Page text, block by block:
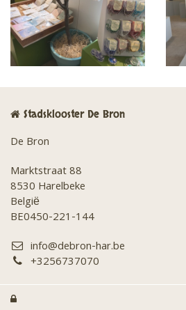
Stadsklooster De Bron
De Bron
Marktstraat 88
8530 Harelbeke
België
BE0450-221-144
info@debron-har.be
+3256737070
